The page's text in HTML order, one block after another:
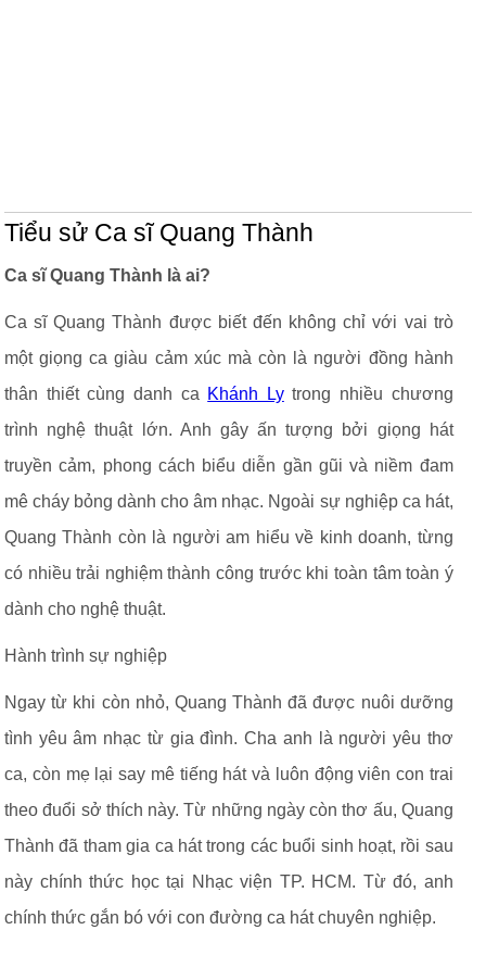
Tiểu sử Ca sĩ Quang Thành
Ca sĩ Quang Thành là ai?
Ca sĩ Quang Thành được biết đến không chỉ với vai trò
một giọng ca giàu cảm xúc mà còn là người đồng hành
thân thiết cùng danh ca Khánh Lytrong nhiều chương
trình nghệ thuật lớn. Anh gây ấn tượng bởi giọng hát
truyền cảm, phong cách biểu diễn gần gũi và niềm đam
mê cháy bỏng dành cho âm nhạc. Ngoài sự nghiệp ca hát,
Quang Thành còn là người am hiểu về kinh doanh, từng
có nhiều trải nghiệm thành công trước khi toàn tâm toàn ý
dành cho nghệ thuật.
Hành trình sự nghiệp
Ngay từ khi còn nhỏ, Quang Thành đã được nuôi dưỡng
tình yêu âm nhạc từ gia đình. Cha anh là người yêu thơ
ca, còn mẹ lại say mê tiếng hát và luôn động viên con trai
theo đuổi sở thích này. Từ những ngày còn thơ ấu, Quang
Thành đã tham gia ca hát trong các buổi sinh hoạt, rồi sau
này chính thức học tại Nhạc viện TP. HCM. Từ đó, anh
chính thức gắn bó với con đường ca hát chuyên nghiệp.